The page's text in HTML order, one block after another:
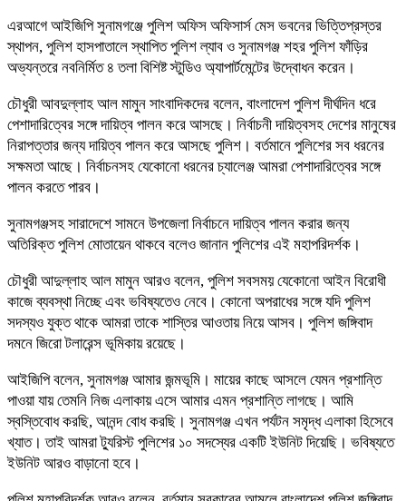
এরআগে আইজিপি সুনামগঞ্জে পুলিশ অফিস অফিসার্স মেস ভবনের ভিত্তিপ্রস্তর
স্থাপন, পুলিশ হাসপাতালে স্থাপিত পুলিশ ল্যাব ও সুনামগঞ্জ শহর পুলিশ ফাঁড়ির
অভ্যন্তরে নবনির্মিত ৪ তলা বিশিষ্ট স্টুডিও অ্যাপার্টমেন্টের উদ্বোধন করেন।
চৌধুরী আবদুল্লাহ আল মামুন সাংবাদিকদের বলেন, বাংলাদেশ পুলিশ দীর্ঘদিন ধরে
পেশাদারিত্বের সঙ্গে দায়িত্ব পালন করে আসছে। নির্বাচনী দায়িত্বসহ দেশের মানুষের
নিরাপত্তার জন্য দায়িত্ব পালন করে আসছে পুলিশ। বর্তমানে পুলিশের সব ধরনের
সক্ষমতা আছে। নির্বাচনসহ যেকোনো ধরনের চ্যালেঞ্জ আমরা পেশাদারিত্বের সঙ্গে
পালন করতে পারব।
সুনামগঞ্জসহ সারাদেশে সামনে উপজেলা নির্বাচনে দায়িত্ব পালন করার জন্য
অতিরিক্ত পুলিশ মোতায়েন থাকবে বলেও জানান পুলিশের এই মহাপরিদর্শক।
চৌধুরী আদুল্লাহ আল মামুন আরও বলেন, পুলিশ সবসময় যেকোনো আইন বিরোধী
কাজে ব্যবস্থা নিচ্ছে এবং ভবিষ্যতেও নেবে। কোনো অপরাধের সঙ্গে যদি পুলিশ
সদস্যও যুক্ত থাকে আমরা তাকে শাস্তির আওতায় নিয়ে আসব। পুলিশ জঙ্গিবাদ
দমনে জিরো টলারেন্স ভূমিকায় রয়েছে।
আইজিপি বলেন, সুনামগঞ্জ আমার জন্মভূমি। মায়ের কাছে আসলে যেমন প্রশান্তি
পাওয়া যায় তেমনি নিজ এলাকায় এসে আমার এমন প্রশান্তি লাগছে। আমি
স্বস্তিবোধ করছি, আনন্দ বোধ করছি। সুনামগঞ্জ এখন পর্যটন সমৃদ্ধ এলাকা হিসেবে
খ্যাত। তাই আমরা ট্যুরিস্ট পুলিশের ১০ সদস্যের একটি ইউনিট দিয়েছি। ভবিষ্যতে
ইউনিট আরও বাড়ানো হবে।